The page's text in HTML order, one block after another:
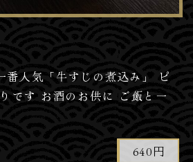
番人気「牛すじの煮込み」 ピ
です お酒のお供に ご飯と一
640円